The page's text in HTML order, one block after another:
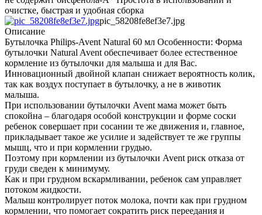
очистке, быстрая и удобная сборка
pic_58208fe8ef3e7.jpg
Описание
Бутылочка Philips-Avent Natural 60 мл Особенности: Форма
бутылочки Natural Avent обеспечивает более естественное
кормление из бутылочки для малыша и для Вас.
Инновационный двойной клапан снижает вероятность колик,
так как воздух поступает в бутылочку, а не в животик
малыша.
При использовании бутылочки Avent мама может быть
спокойна – благодаря особой конструкции и форме соски
ребенок совершает при сосании те же движения и, главное,
прикладывает такое же усилие и задействует те же группы
мышц, что и при кормлении грудью.
Поэтому при кормлении из бутылочки Avent риск отказа от
груди сведен к минимуму.
Как и при грудном вскармливании, ребенок сам управляет
потоком жидкости.
Малыш контролирует поток молока, почти как при грудном
кормлении, что помогает сократить риск переедания и